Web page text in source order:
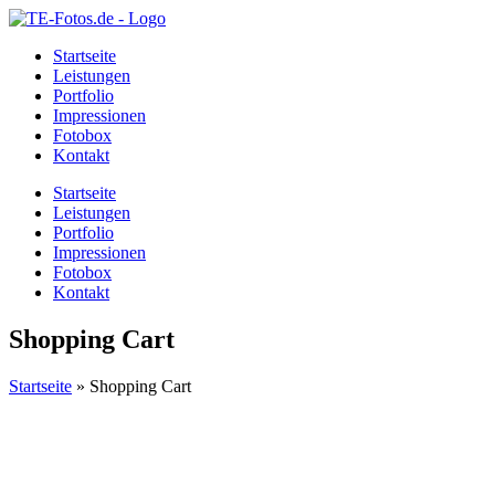
Startseite
Leistungen
Portfolio
Impressionen
Fotobox
Kontakt
Startseite
Leistungen
Portfolio
Impressionen
Fotobox
Kontakt
Shopping Cart
Startseite » Shopping Cart